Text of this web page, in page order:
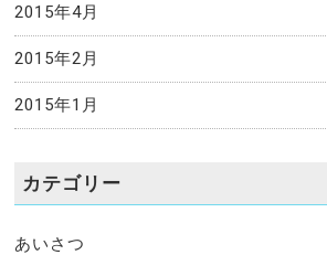
2015年4月
2015年2月
2015年1月
カテゴリー
あいさつ